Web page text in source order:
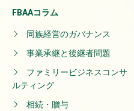
FBAAコラム
同族経営のガバナンス
事業承継と後継者問題
ファミリービジネスコンサ
ルティング
相続・贈与